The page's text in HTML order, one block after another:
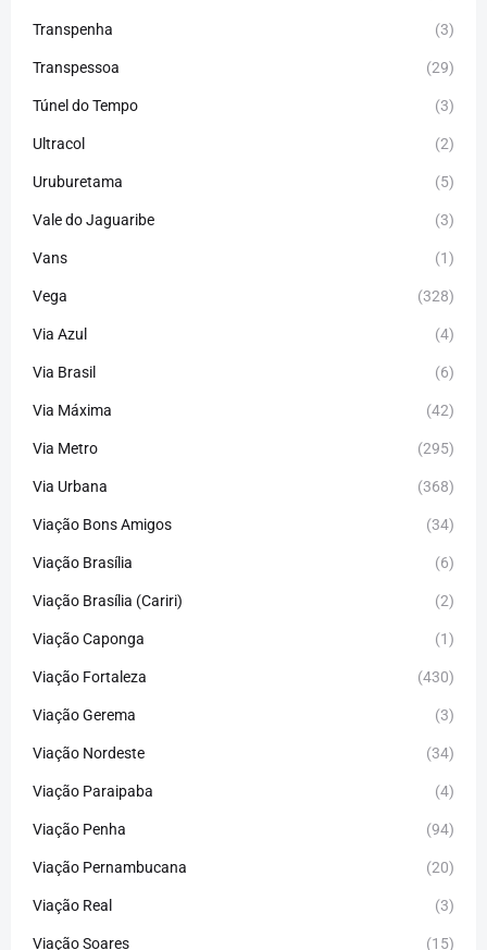
Transpenha (3)
Transpessoa (29)
Túnel do Tempo (3)
Ultracol (2)
Uruburetama (5)
Vale do Jaguaribe (3)
Vans (1)
Vega (328)
Via Azul (4)
Via Brasil (6)
Via Máxima (42)
Via Metro (295)
Via Urbana (368)
Viação Bons Amigos (34)
Viação Brasília (6)
Viação Brasília (Cariri) (2)
Viação Caponga (1)
Viação Fortaleza (430)
Viação Gerema (3)
Viação Nordeste (34)
Viação Paraipaba (4)
Viação Penha (94)
Viação Pernambucana (20)
Viação Real (3)
Viação Soares (15)